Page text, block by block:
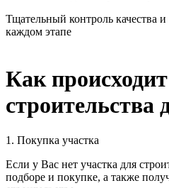
Тщательный контроль качества и
каждом этапе
Как
строительства
1. Покупка участка
Если у Вас нет участка для
подборе и покупке, а также